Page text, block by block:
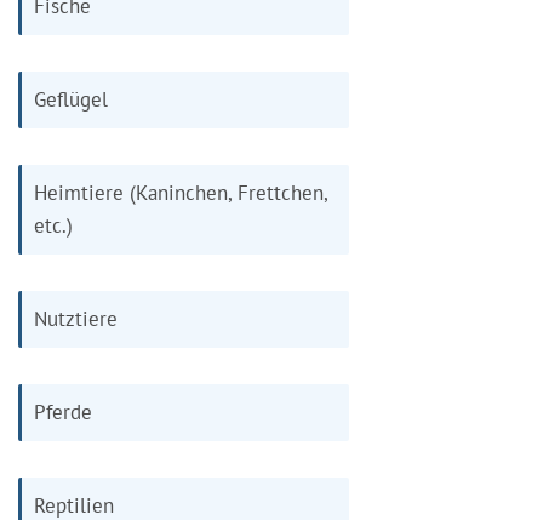
Fische
Geflügel
Heimtiere (Kaninchen, Frettchen,
etc.)
Nutztiere
Pferde
Reptilien